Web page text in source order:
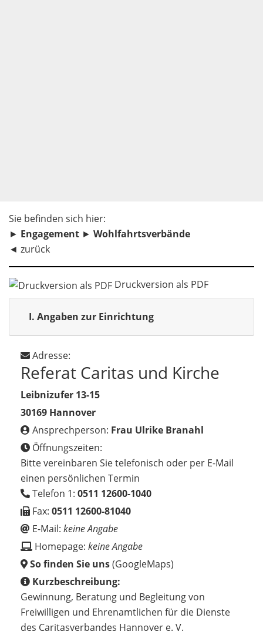
Sie befinden sich hier:
► Engagement ► Wohlfahrtsverbände
◄ zurück
Druckversion als PDF
I. Angaben zur Einrichtung
Adresse:
Referat Caritas und Kirche
Leibnizufer 13-15
30169 Hannover
Ansprechperson: Frau Ulrike Branahl
Öffnungszeiten:
Bitte vereinbaren Sie telefonisch oder per E-Mail
einen persönlichen Termin
Telefon 1: 0511 12600-1040
Fax: 0511 12600-81040
E-Mail: keine Angabe
Homepage: keine Angabe
So finden Sie uns(GoogleMaps)
Kurzbeschreibung:
Gewinnung, Beratung und Begleitung von
Freiwilligen und Ehrenamtlichen für die Dienste
des Caritasverbandes Hannover e. V.